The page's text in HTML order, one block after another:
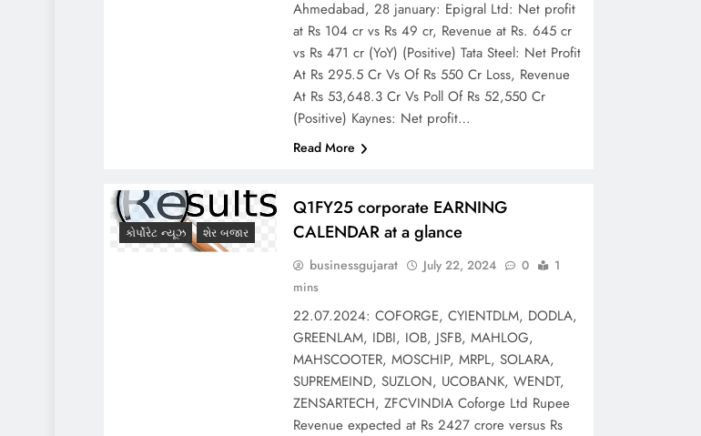
Ahmedabad, 28 january: Epigral Ltd: Net profit
at Rs 104 cr vs Rs 49 cr, Revenue at Rs. 645 cr
vs Rs 471 cr (YoY) (Positive) Tata Steel: Net Profit
At Rs 295.5 Cr Vs Of Rs 550 Cr Loss, Revenue
At Rs 53,648.3 Cr Vs Poll Of Rs 52,550 Cr
(Positive) Kaynes: Net profit…
Read More
કોર્પોરેટ ન્યૂઝ શેર બજાર
Q1FY25 corporate EARNING
CALENDAR at a glance
businessgujarat July 22, 2024 0
1
mins
22.07.2024: COFORGE, CYIENTDLM, DODLA,
GREENLAM, IDBI, IOB, JSFB, MAHLOG,
MAHSCOOTER, MOSCHIP, MRPL, SOLARA,
SUPREMEIND, SUZLON, UCOBANK, WENDT,
ZENSARTECH, ZFCVINDIA Coforge Ltd Rupee
Revenue expected at Rs 2427 crore versus Rs